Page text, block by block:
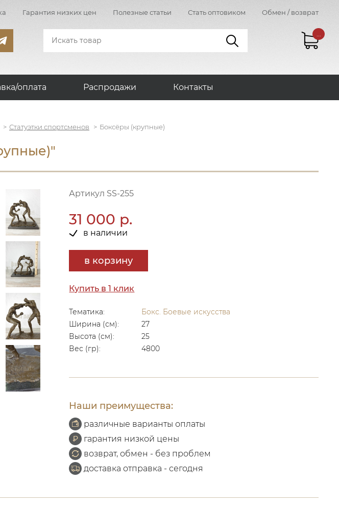
Гарантия низких цен Полезные статьи Стать оптовиком Обмен / возврат
...
оплата Распродажи Контакты
Статуэтки спортсменов Боксёры (крупные)
Артикул SS-255
31 000 р.
в наличии
в корзину
Купить в 1 клик
Тематика:
Бокс. Боевые искусства
Ширина (см):
27
Высота (см):
25
Вес (гр):
4800
Наши преимущества:
различные варианты оплаты
гарантия низкой цены
возврат, обмен - без проблем
доставка отправка - сегодня